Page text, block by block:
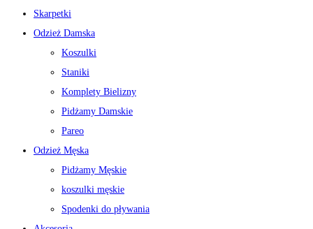
Skarpetki
Odzież Damska
Koszulki
Staniki
Komplety Bielizny
Pidżamy Damskie
Pareo
Odzież Męska
Pidżamy Męskie
koszulki męskie
Spodenki do pływania